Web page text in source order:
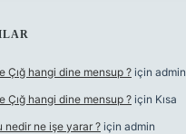
Çığ hangi dine mensup ? için admin
Çığ hangi dine mensup ? için Kısa
nedir ne işe yarar ? için admin